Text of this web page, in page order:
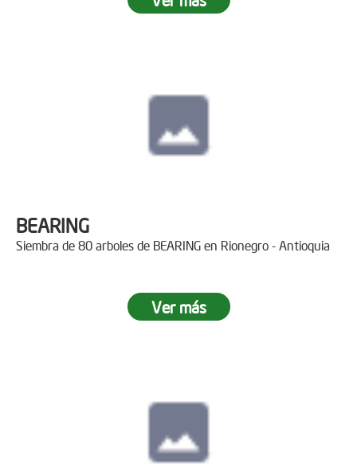
BEARING
Siembra de 80 arboles de BEARING en Rionegro - Antioquia
Ver más